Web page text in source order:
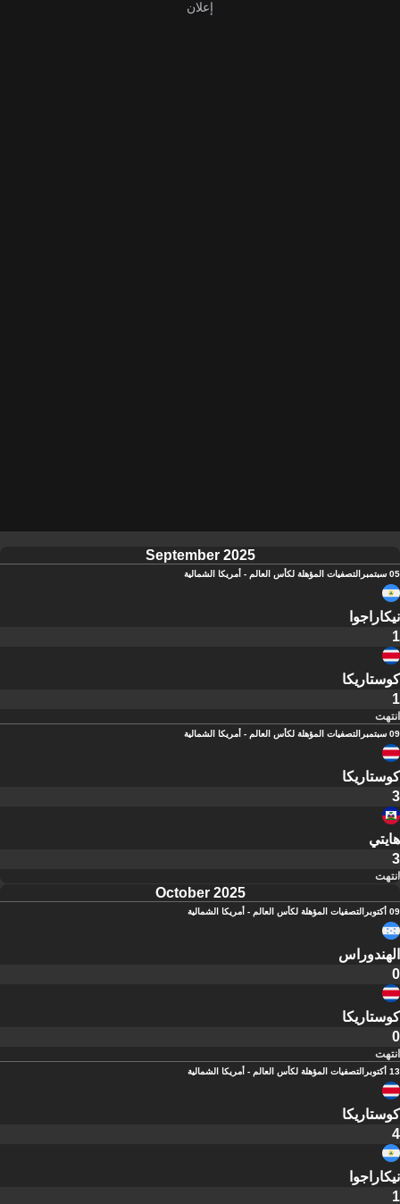
September 2025
05 سبتمبر التصفيات المؤهلة لكأس العالم - أمريكا الشمالية
نيكاراجوا
1
كوستاريكا
1
انتهت
09 سبتمبر التصفيات المؤهلة لكأس العالم - أمريكا الشمالية
كوستاريكا
3
هايتي
3
انتهت
October 2025
09 أكتوبر التصفيات المؤهلة لكأس العالم - أمريكا الشمالية
الهندوراس
0
كوستاريكا
0
انتهت
13 أكتوبر التصفيات المؤهلة لكأس العالم - أمريكا الشمالية
كوستاريكا
4
نيكاراجوا
1